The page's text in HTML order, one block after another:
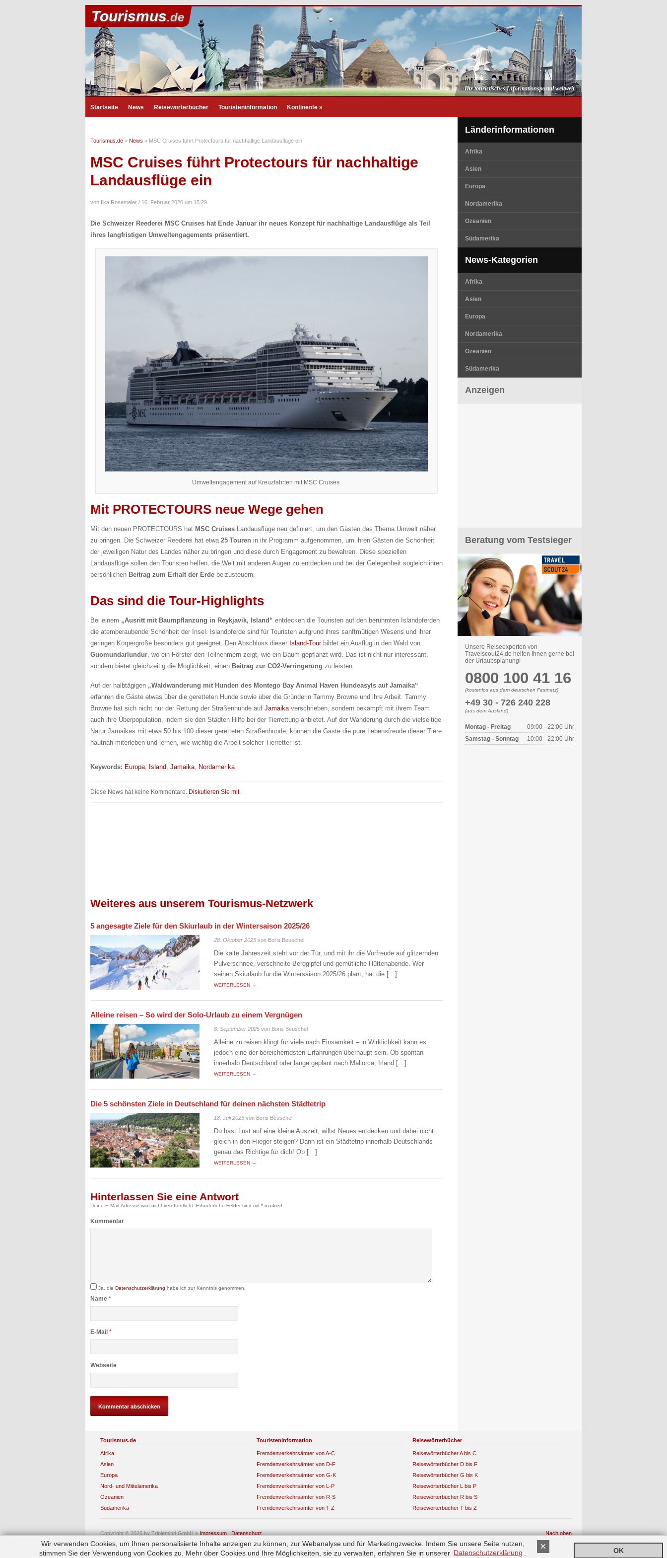
Tourismus.de
Ihr touristisches Informationsportal weltweit
Startseite News Reisewörterbücher Touristeninformation Kontinente »
Tourismus.de > News > MSC Cruises führt Protectours für nachhaltige Landausflüge ein
MSC Cruises führt Protectours für nachhaltige
Landausflüge ein
von Ilka Rosemeier / 16. Februar 2020 um 15:29
Die Schweizer Reederei MSC Cruises hat Ende Januar ihr neues Konzept für nachhaltige Landausflüge als Teil
ihres langfristigen Umweltengagements präsentiert.
Umweltengagement auf Kreuzfahrten mit MSC Cruises.
Mit PROTECTOURS neue Wege gehen
Mit den neuen PROTECTOURS hat MSC Cruises Landausflüge neu definiert, um den Gästen das Thema Umwelt näher
zu bringen. Die Schweizer Reederei hat etwa 25 Touren in ihr Programm aufgenommen, um ihren Gästen die Schönheit
der jeweiligen Natur des Landes näher zu bringen und diese durch Engagement zu bewahren. Diese speziellen
Landausflüge sollen den Touristen helfen, die Welt mit anderen Augen zu entdecken und bei der Gelegenheit sogleich ihren
persönlichen Beitrag zum Erhalt der Erde beizusteuern.
Das sind die Tour-Highlights
Bei einem „Ausritt mit Baumpflanzung in Reykjavik, Island“ entdecken die Touristen auf den berühmten Islandpferden
die atemberaubende Schönheit der Insel. Islandpferde sind für Touristen aufgrund ihres sanftmütigen Wesens und ihrer
geringen Körpergröße besonders gut geeignet. Den Abschluss dieser Island-Tourbildet ein Ausflug in den Wald von
Guomundarlundur, wo ein Förster den Teilnehmern zeigt, wie ein Baum gepflanzt wird. Das ist nicht nur interessant,
sondern bietet gleichzeitig die Möglichkeit, einen Beitrag zur CO2-Verringerung zu leisten.
Auf der halbtägigen „Waldwanderung mit Hunden des Montego Bay Animal Haven Hundeasyls auf Jamaika“
erfahren die Gäste etwas über die geretteten Hunde sowie über die Gründerin Tammy Browne und ihre Arbeit. Tammy
Browne hat sich nicht nur der Rettung der Straßenhunde auf Jamaikaverschrieben, sondern bekämpft mit ihrem Team
auch ihre Überpopulation, indem sie den Städten Hilfe bei der Tierrettung anbietet. Auf der Wanderung durch die vielseitige
Natur Jamaikas mit etwa 50 bis 100 dieser geretteten Straßenhunde, können die Gäste die pure Lebensfreude dieser Tiere
hautnah miterleben und lernen, wie wichtig die Arbeit solcher Tierretter ist.
Keywords: Europa, Island, Jamaika, Nordamerika
Diese News hat keine Kommentare. Diskutieren Sie mit.
Weiteres aus unserem Tourismus-Netzwerk
5 angesagte Ziele für den Skiurlaub in der Wintersaison 2025/26
28. Oktober 2025 von Boris Beuschel
Die kalte Jahreszeit steht vor der Tür, und mit ihr die Vorfreude auf glitzernden
Pulverschnee, verschneite Berggipfel und gemütliche Hüttenabende. Wer
seinen Skiurlaub für die Wintersaison 2025/26 plant, hat die […]
WEITERLESEN →
Alleine reisen – So wird der Solo-Urlaub zu einem Vergnügen
8. September 2025 von Boris Beuschel
Alleine zu reisen klingt für viele nach Einsamkeit – in Wirklichkeit kann es
jedoch eine der bereicherndsten Erfahrungen überhaupt sein. Ob spontan
innerhalb Deutschland oder lange geplant nach Mallorca, Irland […]
WEITERLESEN →
Die 5 schönsten Ziele in Deutschland für deinen nächsten Städtetrip
18. Juli 2025 von Boris Beuschel
Du hast Lust auf eine kleine Auszeit, willst Neues entdecken und dabei nicht
gleich in den Flieger steigen? Dann ist ein Städtetrip innerhalb Deutschlands
genau das Richtige für dich! Ob […]
WEITERLESEN →
Hinterlassen Sie eine Antwort
Deine E-Mail-Adresse wird nicht veröffentlicht. Erforderliche Felder sind mit * markiert
Kommentar
Ja, die Datenschutzerklärung habe ich zur Kenntnis genommen.
Name *
E-Mail *
Webseite
Länderinformationen
Afrika
Asien
Europa
Nordamerika
Ozeanien
Südamerika
News-Kategorien
Afrika
Asien
Europa
Nordamerika
Ozeanien
Südamerika
Anzeigen
Beratung vom Testsieger
Unsere Reiseexperten von
Travelscout24.de helfen Ihnen gerne bei
der Urlaubsplanung!
0800 100 41 16
(kostenlos aus dem deutschen Festnetz)
+49 30 - 726 240 228
(aus dem Ausland)
Montag - Freitag
09:00 - 22:00 Uhr
Samstag - Sonntag
10:00 - 22:00 Uhr
Tourismus.de
Afrika
Asien
Europa
Nord- und Mittelamerika
Ozeanien
Südamerika
Touristeninformation
Fremdenverkehrsämter von A-C
Fremdenverkehrsämter von D-F
Fremdenverkehrsämter von G-K
Fremdenverkehrsämter von L-P
Fremdenverkehrsämter von R-S
Fremdenverkehrsämter von T-Z
Reisewörterbücher
Reisewörterbücher A bis C
Reisewörterbücher D bis F
Reisewörterbücher G bis K
Reisewörterbücher L bis P
Reisewörterbücher R bis S
Reisewörterbücher T bis Z
Copyright © 2026 by Triplemind GmbH » Impressum|Datenschutz Nach oben
×
Wir verwenden Cookies, um Ihnen personalisierte Inhalte anzeigen zu können, zur Webanalyse und für Marketingzwecke. Indem Sie unsere Seite nutzen,
stimmen Sie der Verwendung von Cookies zu. Mehr über Cookies und Ihre Möglichkeiten, sie zu verwalten, erfahren Sie in unserer Datenschutzerklärung OK